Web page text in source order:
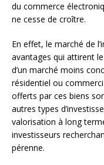
du commerce
ne cesse de croître.
En effet, le marché de
avantages qui attirent
d’un marché moins
résidentiel ou
offerts par ces biens
autres types
valorisation à long
investisseurs
pérenne.